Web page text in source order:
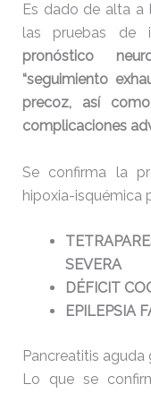
Es dado de alta a
las pruebas de
pronóstico
“seguimiento
precoz, así
complicaciones
Se confirma la
hipoxia-isquémica
SEVERA
DÉFICIT
EPILEPSIA
Pancreatitis aguda
Lo que se